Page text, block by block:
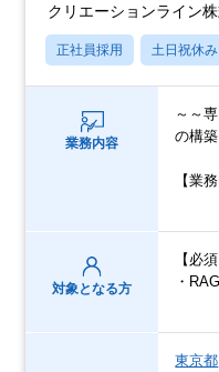
クリエーションライン
正社員採用 土日祝休み
業務内容
～～
の構
【業
対象となる方
【必須
・
東京都